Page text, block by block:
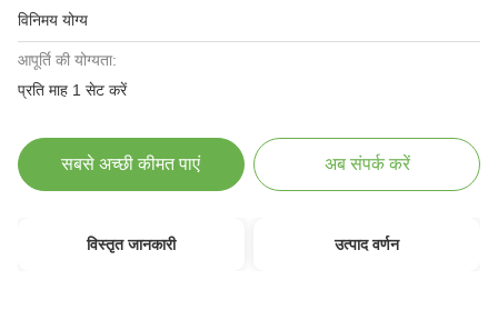
विनिमय योग्य
आपूर्ति की योग्यता:
प्रति माह 1 सेट करें
सबसे अच्छी कीमत पाएं अब संपर्क करें
विस्तृत जानकारी उत्पाद वर्णन